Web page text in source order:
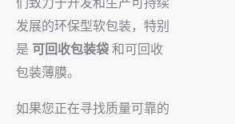
们致力于开发和生产可持续
发展的环保型软包装，特别
是 可回收包装袋 和可回收
包装薄膜。
如果您正在寻找质量可靠的